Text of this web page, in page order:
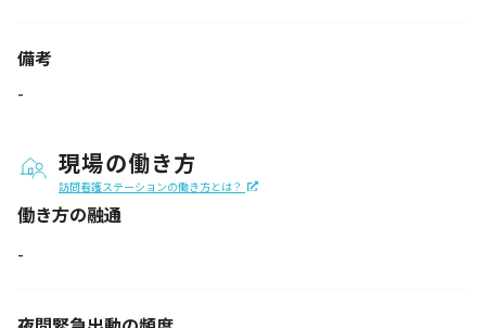
備考
-
現場の働き方
訪問看護ステーションの働き方とは？
働き方の融通
-